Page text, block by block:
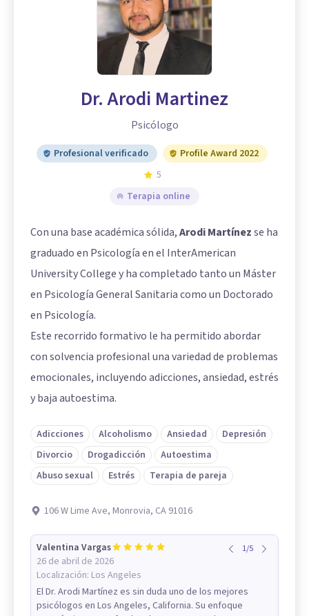
Dr. Arodi Martinez
Psicólogo
Profesional verificado
Profile Award 2022
5
Terapia online
Con una base académica sólida,Arodi Martínezse ha
graduado en Psicología en el InterAmerican
University College y ha completado tanto un Máster
en Psicología General Sanitaria como un Doctorado
en Psicología.
Este recorrido formativo le ha permitido abordar
con solvencia profesional una variedad de problemas
emocionales, incluyendo adicciones, ansiedad, estrés
y baja autoestima.
Adicciones Alcoholismo Ansiedad
Depresión
Divorcio
Drogadicción
Autoestima
Abuso sexual
Estrés Terapia de pareja
106 W Lime Ave, Monrovia, CA 91016
Valentina Vargas
26 de abril de 2026
Localización: Los Angeles
1/5
El Dr. Arodi Martínez es sin duda uno de los mejores
psicólogos en Los Angeles, California. Su enfoque